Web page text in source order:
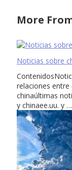
More
Noticias sobre
relaciones entre
chinaúltimas
y chinaee.uu. y …